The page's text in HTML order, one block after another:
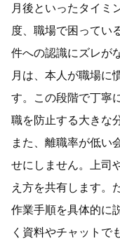
月後といったタイミ
度、職場で困ってい
件への認識にズレが
月は、本人が職場に
す。この段階で丁寧
職を防止する大きな
また、離職率が低い
せにしません。上司
え方を共有します。
作業手順を具体的に
く資料やチャットで